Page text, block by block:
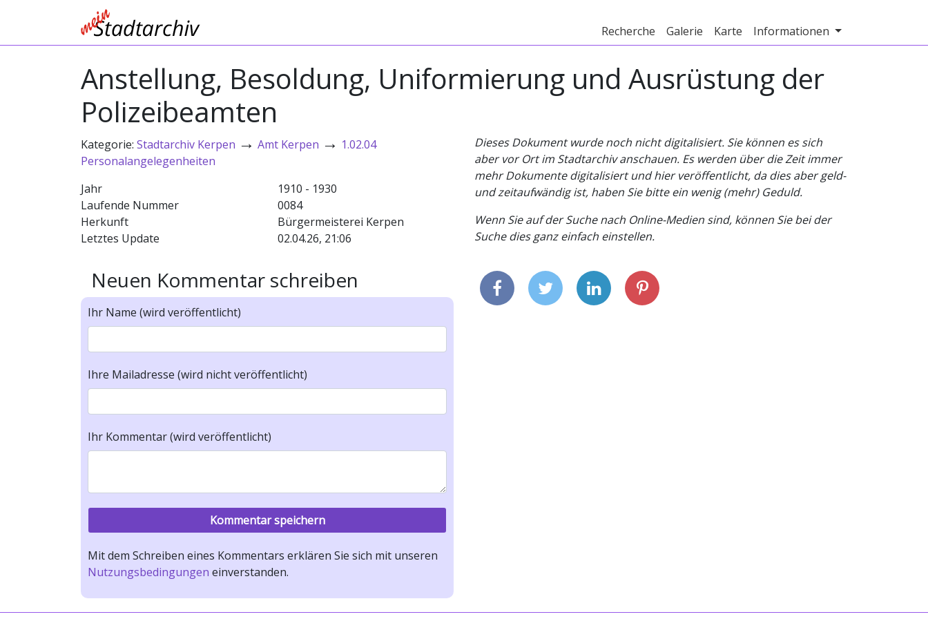
Recherche Galerie Karte Informationen
Anstellung, Besoldung, Uniformierung und Ausrüstung der
Polizeibeamten
Kategorie: Stadtarchiv Kerpen → Amt Kerpen → 1.02.04
Personalangelegenheiten
Jahr
1910 - 1930
Laufende Nummer
0084
Herkunft
Bürgermeisterei Kerpen
Letztes Update
02.04.26, 21:06
Neuen Kommentar schreiben
Ihr Name (wird veröffentlicht)
Ihre Mailadresse (wird nicht veröffentlicht)
Ihr Kommentar (wird veröffentlicht)
Mit dem Schreiben eines Kommentars erklären Sie sich mit unseren
Nutzungsbedingungen einverstanden.
Dieses Dokument wurde noch nicht digitalisiert. Sie können es sich
aber vor Ort im Stadtarchiv anschauen. Es werden über die Zeit immer
mehr Dokumente digitalisiert und hier veröffentlicht, da dies aber geld-
und zeitaufwändig ist, haben Sie bitte ein wenig (mehr) Geduld.
Wenn Sie auf der Suche nach Online-Medien sind, können Sie bei der
Suche dies ganz einfach einstellen.